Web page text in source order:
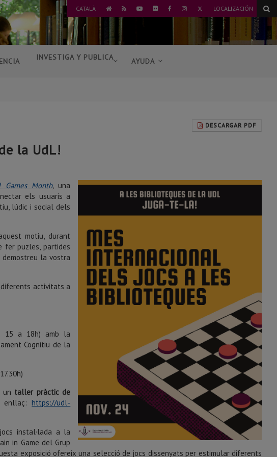
CATALÀ
IR
INICIO
RSS YOUTUBE
FLICKRFACEBOOK
INSTAGRAM
TWITTER
LOCALIZACIÓN
INVESTIGA Y PUBLICA AYUDA
DESCARGAR PDF
la UdL!
Games Month, una
els usuaris a
lúdic i social dels
motiu, durant
fer puzles, partides
la vostra
diferents activitats a
15 a 18h) amb la
Cognitiu de la
un taller pràctic de
enllaç:https://udl-
instal·lada a la
in Game del Grup
exposició ofereix una selecció de jocs dissenyats per estimular diferents